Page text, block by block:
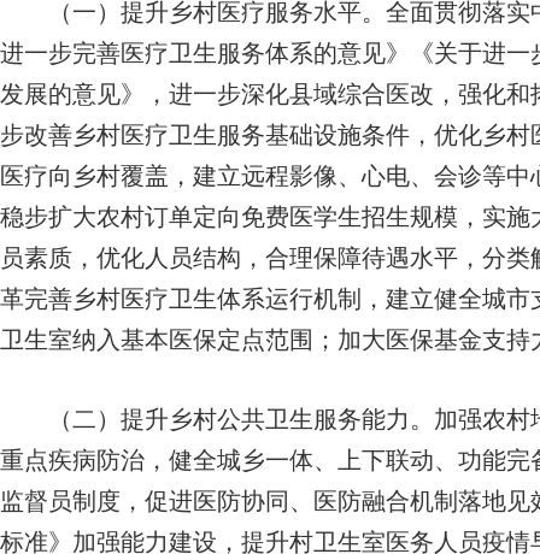
（一）提升乡村医疗服务水平。 全面贯彻落实
进一步完善医疗卫生服务体系的意见》《关于进
发展的意见》，进一步深化县域综合医改，强化
步改善乡村医疗卫生服务基础设施条件，优化乡
医疗向乡村覆盖，建立远程影像、心电、会诊等
稳步扩大农村订单定向免费医学生招生规模，实
员素质，优化人员结构，合理保障待遇水平，分
革完善乡村医疗卫生体系运行机制，建立健全城
卫生室纳入基本医保定点范围；加大医保基金支
（二）提升乡村公共卫生服务能力。 加强农村
重点疾病防治，健全城乡一体、上下联动、功能
监督员制度，促进医防协同、医防融合机制落地
标准》加强能力建设，提升村卫生室医务人员疫